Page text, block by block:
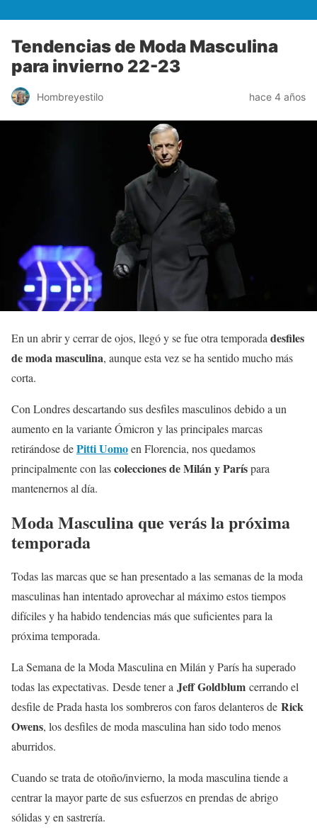
Tendencias de Moda Masculina
para invierno 22-23
Hombreyestilo hace 4 años
En un abrir y cerrar de ojos, llegó y se fue otra temporada desfiles
de moda masculina, aunque esta vez se ha sentido mucho más
corta.
Con Londres descartando sus desfiles masculinos debido a un
aumento en la variante Ómicron y las principales marcas
retirándose dePitti Uomoen Florencia, nos quedamos
principalmente con lascolecciones de Milán y Paríspara
mantenernos al día.
Moda Masculina que verás la próxima
temporada
Todas las marcas que se han presentado a las semanas de la moda
masculinas han intentado aprovechar al máximo estos tiempos
difíciles y ha habido tendencias más que suficientes para la
próxima temporada.
La Semana de la Moda Masculina en Milán y París ha superado
todas las expectativas. Desde tener a Jeff Goldblum cerrando el
desfile de Prada hasta los sombreros con faros delanteros de Rick
Owens, los desfiles de moda masculina han sido todo menos
aburridos.
Cuando se trata de otoño/invierno, la moda masculina tiende a
centrar la mayor parte de sus esfuerzos en prendas de abrigo
sólidas y en sastrería.